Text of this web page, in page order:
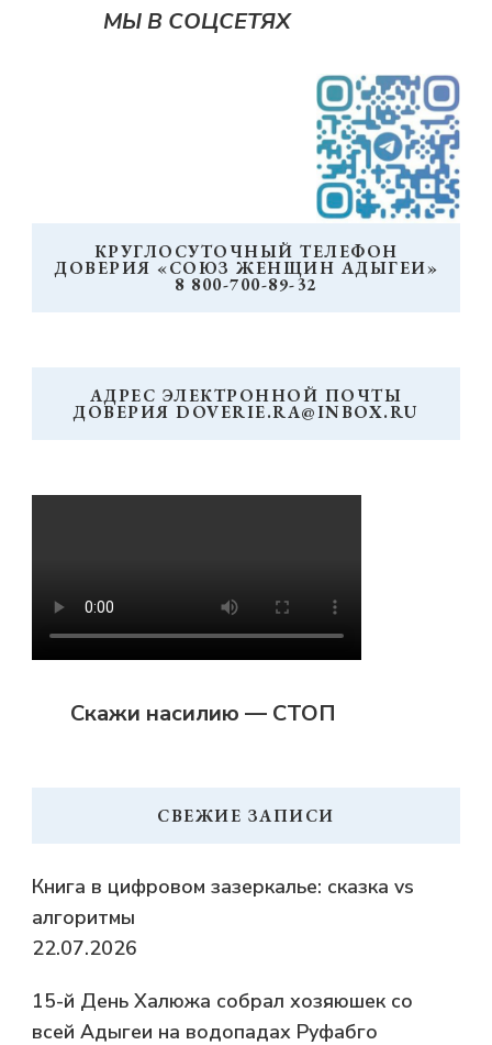
МЫ В СОЦСЕТЯХ
КРУГЛОСУТОЧНЫЙ ТЕЛЕФОН
ДОВЕРИЯ «СОЮЗ ЖЕНЩИН АДЫГЕИ»
8 800-700-89-32
АДРЕС ЭЛЕКТРОННОЙ ПОЧТЫ
ДОВЕРИЯ DOVERIE.RA@INBOX.RU
Скажи насилию — СТОП
СВЕЖИЕ ЗАПИСИ
Книга в цифровом зазеркалье: сказка vs
алгоритмы
22.07.2026
15-й День Халюжа собрал хозяюшек со
всей Адыгеи на водопадах Руфабго